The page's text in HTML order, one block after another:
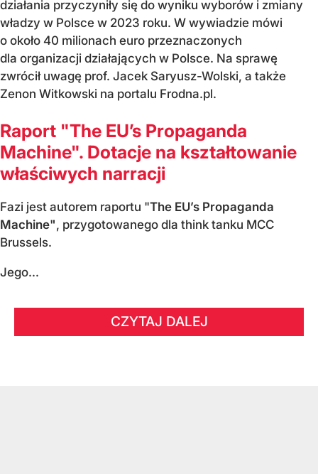
działania przyczyniły się do wyniku wyborów i zmiany
władzy w Polsce w 2023 roku. W wywiadzie mówi
o około 40 milionach euro przeznaczonych
dla organizacji działających w Polsce. Na sprawę
zwrócił uwagę prof. Jacek Saryusz-Wolski, a także
Zenon Witkowski na portalu Frodna.pl.
Raport "The EU’s Propaganda
Machine". Dotacje na kształtowanie
właściwych narracji
Fazi jest autorem raportu "The EU’s Propaganda
Machine", przygotowanego dla think tanku MCC
Brussels.
Jego...
CZYTAJ DALEJ